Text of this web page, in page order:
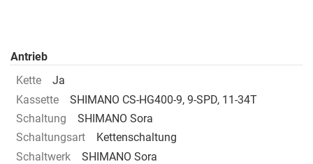
Antrieb
Kette
Ja
Kassette
SHIMANO CS-HG400-9, 9-SPD, 11-34T
Schaltung
SHIMANO Sora
Schaltungsart
Kettenschaltung
Schaltwerk
SHIMANO Sora